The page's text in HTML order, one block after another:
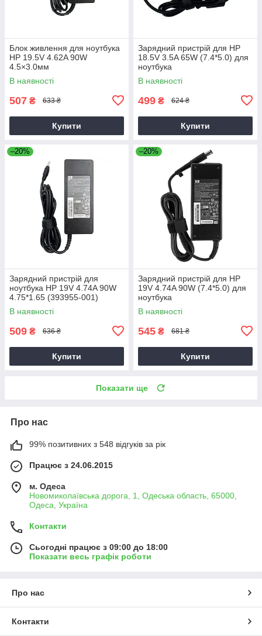
Блок живлення для ноутбука
HP 19.5V 4.62A 90W
4.5×3.0мм
В наявності
507 ₴ 633 ₴
Купити
Зарядний пристрій для HP
18.5V 3.5A 65W (7.4*5.0) для
ноутбука
В наявності
499 ₴ 624 ₴
Купити
–20%
Зарядний пристрій для
ноутбука HP 19V 4.74A 90W
4.75*1.65 (393955-001)
В наявності
509 ₴ 636 ₴
Купити
–20%
Зарядний пристрій для HP
19V 4.74A 90W (7.4*5.0) для
ноутбука
В наявності
545 ₴ 681 ₴
Купити
Показати ще
Про нас
99% позитивних з 548 відгуків за рік
Працює з 24.06.2015
м. Одеса
Новомиколаївська дорога, 1, Одеська область, 65000,
Одеса, Україна
Контакти
Сьогодні працює з 09:00 до 18:00
Показати весь графік роботи
Про нас
Контакти